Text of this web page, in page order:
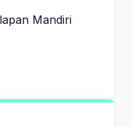
Mandiri